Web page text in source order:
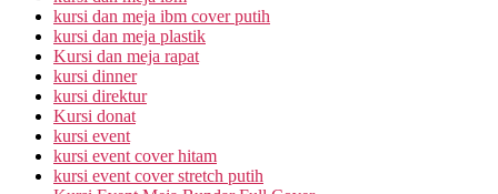
kursi dan meja ibm cover putih
kursi dan meja plastik
Kursi dan meja rapat
kursi dinner
kursi direktur
Kursi donat
kursi event
kursi event cover hitam
kursi event cover stretch putih